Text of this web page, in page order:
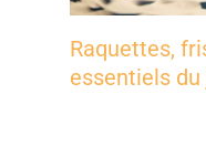
Raquettes,
essentiels